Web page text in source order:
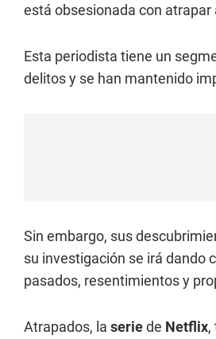
está obsesionada con
Esta periodista tiene un
delitos y se han mantenido
Sin embargo, sus
su investigación se irá dando
pasados, resentimientos y
Atrapados, la seriede Netflix,